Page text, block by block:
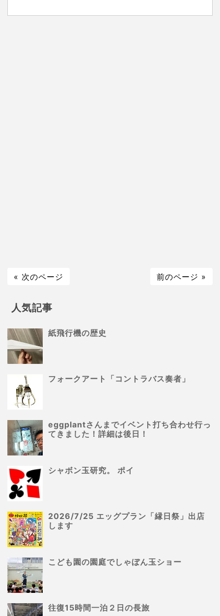
« 次のページ 前のページ »
人気記事
紙飛行機の歴史
フォークアート「コントラバス奏者」
eggplantさんまでイベント打ち合わせ行っ
てきました！詳細は後日！
シャボン玉研究。 ポイ
2026/7/25 エッグプラン「縁日祭」出店
します
こども園の園庭でしゃぼん玉ショー
往復15時間一泊２日の長旅